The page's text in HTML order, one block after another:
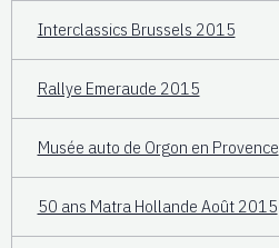
Interclassics Brussels 2015
Rallye Emeraude 2015
Musée auto de Orgon en Provence
50 ans Matra Hollande Août 2015